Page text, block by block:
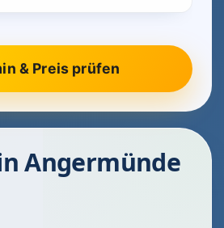
Angermünde